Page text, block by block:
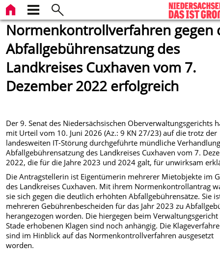
Normenkontrollverfahren gegen
Abfallgebührensatzung des
Landkreises Cuxhaven vom 7.
Dezember 2022 erfolgreich
Der 9. Senat des Niedersächsischen Oberverwaltungsgerichts
mit Urteil vom 10. Juni 2026 (Az.: 9 KN 27/23) auf die trotz der
landesweiten IT-Störung durchgeführte mündliche
Abfallgebührensatzung des Landkreises Cuxhaven vom 7.
2022, die für die Jahre 2023 und 2024 galt, für unwirksam
Die Antragstellerin ist Eigentümerin mehrerer Mietobjekte im
des Landkreises Cuxhaven. Mit ihrem Normenkontrollantrag
sie sich gegen die deutlich erhöhten Abfallgebührensätze. Sie
mehreren Gebührenbescheiden für das Jahr 2023 zu
herangezogen worden. Die hiergegen beim Verwaltungsgericht
Stade erhobenen Klagen sind noch anhängig. Die
sind im Hinblick auf das Normenkontrollverfahren ausgesetzt
worden.